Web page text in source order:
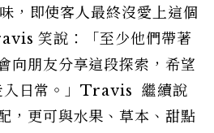
，即使客人最終沒愛上這個
笑說：「至少他們帶著
向朋友分享這段探索，希望
日常。」Travis 繼續說
，更可與水果、草本、甜點